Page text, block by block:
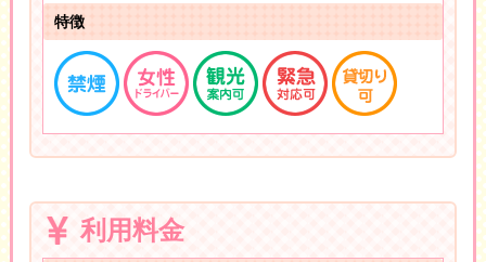
特徴
利用料金